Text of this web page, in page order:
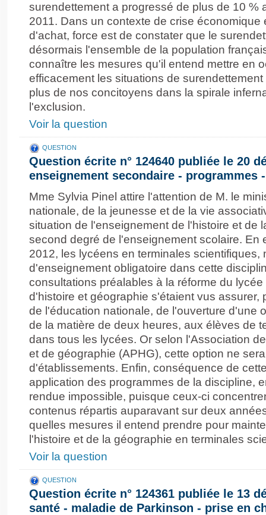
surendettement a progressé de plus de 10 %
2011. Dans un contexte de crise économique
d'achat, force est de constater que le
désormais l'ensemble de la population
connaître les mesures qu'il entend mettre en
efficacement les situations de
plus de nos concitoyens dans la spirale
l'exclusion.
Voir la question
QUESTION
Question écrite n° 124640 publiée le 20
enseignement secondaire - programmes
Mme Sylvia Pinel attire l'attention de M. le
nationale, de la jeunesse et de la vie
situation de l'enseignement de l'histoire et de
second degré de l'enseignement scolaire. En
2012, les lycéens en terminales scientifiques,
d'enseignement obligatoire dans cette
consultations préalables à la réforme du
d'histoire et géographie s'étaient vus assurer,
de l'éducation nationale, de l'ouverture d'une
de la matière de deux heures, aux élèves de
dans tous les lycées. Or selon l'Association
et de géographie (APHG), cette option ne
d'établissements. Enfin, conséquence de
application des programmes de la discipline,
rendue impossible, puisque ceux-ci
contenus répartis auparavant sur deux
quelles mesures il entend prendre pour
l'histoire et de la géographie en terminales
Voir la question
QUESTION
Question écrite n° 124361 publiée le 13
santé - maladie de Parkinson - prise en